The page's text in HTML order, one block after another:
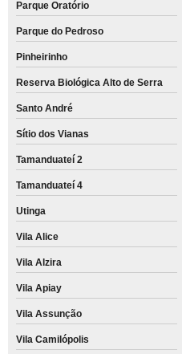
Parque Oratório
Parque do Pedroso
Pinheirinho
Reserva Biológica Alto de Serra
Santo André
Sítio dos Vianas
Tamanduateí 2
Tamanduateí 4
Utinga
Vila Alice
Vila Alzira
Vila Apiay
Vila Assunção
Vila Camilópolis